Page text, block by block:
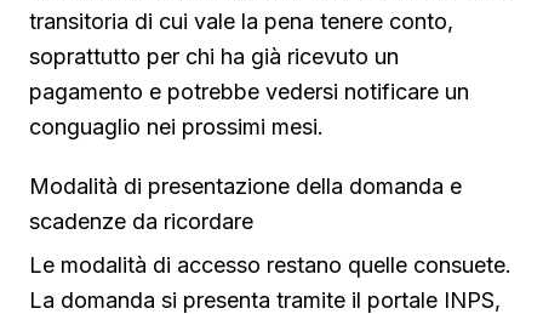
transitoria di cui vale la pena tenere conto,
soprattutto per chi ha già ricevuto un
pagamento e potrebbe vedersi notificare un
conguaglio nei prossimi mesi.
Modalità di presentazione della domanda e
scadenze da ricordare
Le modalità di accesso restano quelle consuete.
La domanda si presenta tramite il portale INPS,